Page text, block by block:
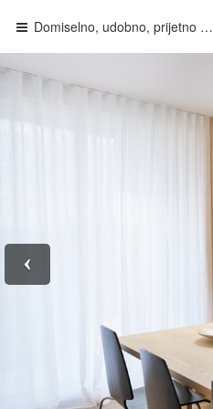
Domiselno, udobno, prijetno …